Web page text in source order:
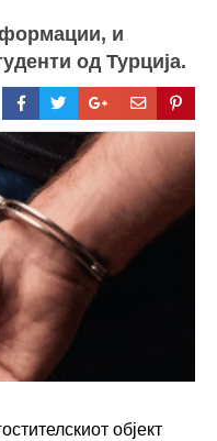
и
од Турција.
објект